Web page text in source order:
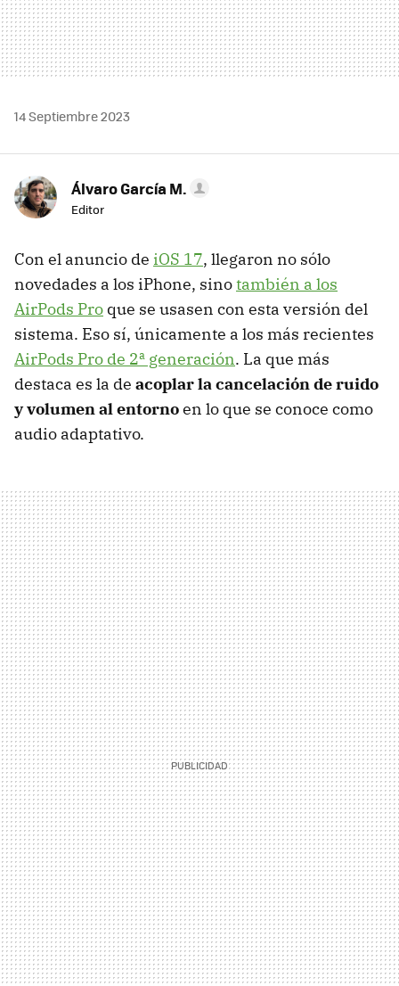
14 Septiembre 2023
Álvaro García M.
Editor
Con el anuncio de iOS 17, llegaron no sólo
novedades a los iPhone, sinotambién a los
AirPods Pro que se usasen con esta versión del
sistema. Eso sí, únicamente a los más recientes
AirPods Pro de 2ª generación. La que más
destaca es la de acoplar la cancelación de ruido
y volumen al entornoen lo que se conoce como
audio adaptativo.